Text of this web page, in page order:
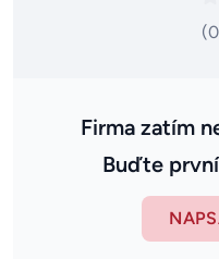
Firma zatím
Buďte